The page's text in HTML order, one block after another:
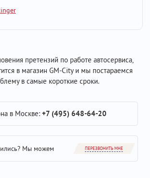
претензий по работе автосервиса,
в магазин GM-City и мы постараемся
в самые короткие сроки.
в Москве: +7 (495) 648-64-20
Мы можем ПЕРЕЗВОНИТЬ МНЕ